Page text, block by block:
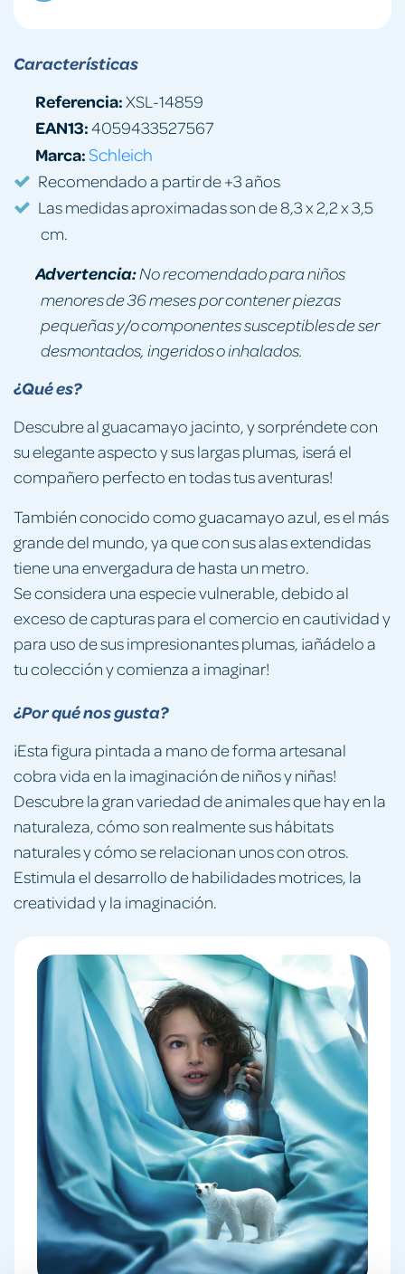
¿Qué es?
Descubre al guacamayo jacinto, y sorpréndete con
su elegante aspecto y sus largas plumas, ¡será el
compañero perfecto en todas tus aventuras!
También conocido como guacamayo azul, es el más
grande del mundo, ya que con sus alas extendidas
tiene una envergadura de hasta un metro.
Se considera una especie vulnerable, debido al
exceso de capturas para el comercio en cautividad y
para uso de sus impresionantes plumas, ¡añádelo a
tu colección y comienza a imaginar!
¿Por qué nos gusta?
¡Esta figura pintada a mano de forma artesanal
cobra vida en la imaginación de niños y niñas!
Descubre la gran variedad de animales que hay en la
naturaleza, cómo son realmente sus hábitats
naturales y cómo se relacionan unos con otros.
Estimula el desarrollo de habilidades motrices, la
creatividad y la imaginación.
Características
Referencia:XSL-14859
EAN13:4059433527567
Marca: Schleich
Recomendado a partir de +3 años
Las medidas aproximadas son de 8,3 x 2,2 x 3,5
cm.
Advertencia:No recomendado para niños
menores de 36 meses por contener piezas
pequeñas y/o componentes susceptibles de ser
desmontados, ingeridos o inhalados.